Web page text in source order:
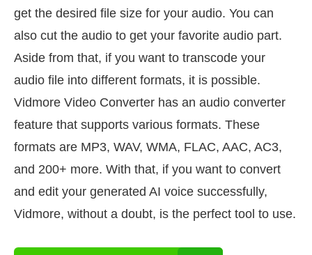
get the desired file size for your audio. You can
also cut the audio to get your favorite audio part.
Aside from that, if you want to transcode your
audio file into different formats, it is possible.
Vidmore Video Converter has an audio converter
feature that supports various formats. These
formats are MP3, WAV, WMA, FLAC, AAC, AC3,
and 200+ more. With that, if you want to convert
and edit your generated AI voice successfully,
Vidmore, without a doubt, is the perfect tool to use.